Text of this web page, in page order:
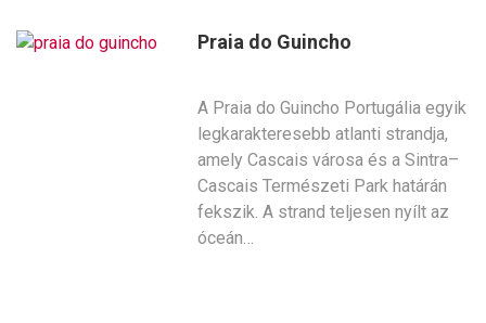
Praia do Guincho
A Praia do Guincho Portugália egyik
legkarakteresebb atlanti strandja,
amely Cascais városa és a Sintra–
Cascais Természeti Park határán
fekszik. A strand teljesen nyílt az
óceán…